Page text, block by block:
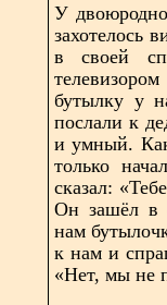
У
захотелось
в своей
бутылку у
послали к
и умный.
только
сказал:
Он зашёл в
нам
к нам и
«Нет, мы не